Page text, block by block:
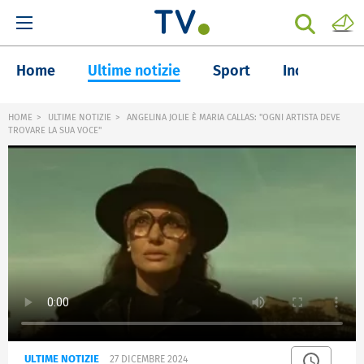
Home Ultime notizie Sport Inchieste
HOME ULTIME NOTIZIE
ANGELINA JOLIE È MARIA CALLAS: "OGNI ARTISTA DEVE
TROVARE LA SUA VOCE"
ULTIME NOTIZIE 27 DICEMBRE 2024